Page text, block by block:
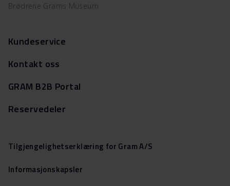
Brødrene Grams Museum
Kundeservice
Kontakt oss
GRAM B2B Portal
Reservedeler
Tilgjengelighetserklæring for Gram A/S
Informasjonskapsler